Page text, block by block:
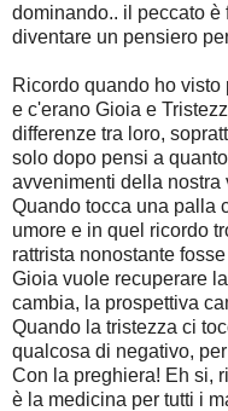
dominando.. il peccato è
diventare un pensiero
Ricordo quando ho
e c'erano Gioia e
differenze tra loro,
solo dopo pensi a
avvenimenti della nostra
Quando tocca una palla
umore e in quel ricordo
rattrista nonostante
Gioia vuole recuperare
cambia, la prospettiva
Quando la tristezza ci
qualcosa di negativo,
Con la preghiera! Eh si,
è la medicina per tutti i